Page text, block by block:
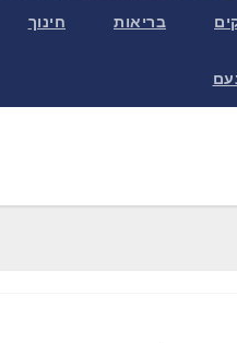
בריאות חינוך